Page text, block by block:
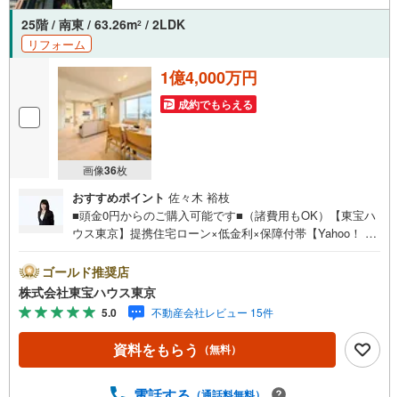
25階 / 南東 / 63.26m2 / 2LDK
リフォーム
画像36枚
1億4,000万円
成約でもらえる
おすすめポイント 佐々木 裕枝
■頭金0円からのご購入可能です■（諸費用もOK）【東宝ハ
ウス東京】提携住宅ローン×低金利×保障付帯【Yahoo！ 不
ayボーナスライトがもらえる「Yahoo！ 不動産 物件ご成約
キャンペーン」の対象になります。「資料をもらう」「見
学予約をする」ボタンからお問い合わせください。※必ずY
ahoo！ JAPAN IDでログインしてください。※PayPayボー
ナスライトは出金と譲渡はできません。ご案内・詳細な資
料のご請求はお気軽にどうぞ♪お電話でのお問い合わせも
ゴールド推奨店
株式会社東宝ハウス東京
5.0 不動産会社レビュー 15件
資料をもらう （無料）